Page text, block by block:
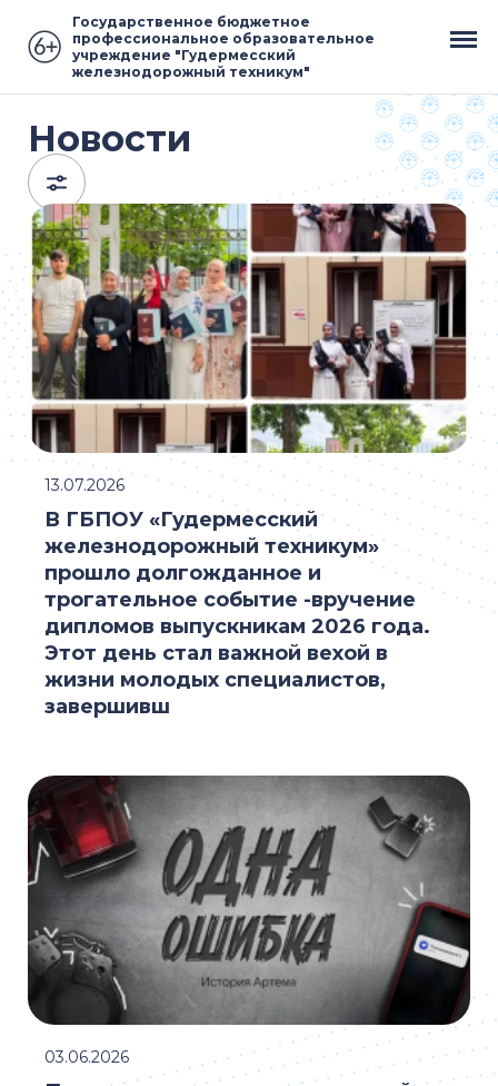
Государственное бюджетное
профессиональное образовательное
учреждение "Гудермесский
железнодорожный техникум"
Новости
В ГБПОУ «Гудермесский
железнодорожный техникум»
прошло долгожданное и
трогательное событие -вручение
дипломов выпускникам 2026 года.
Этот день стал важной вехой в
жизни молодых специалистов,
завершивш
13.07.2026
03.06.2026